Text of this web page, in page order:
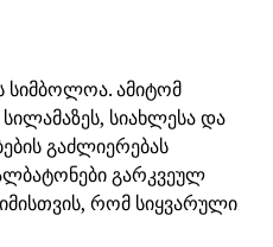
ამიტომ
სიახლესა და
გაძლიერებას
გარკვეულ
რომ სიყვარული